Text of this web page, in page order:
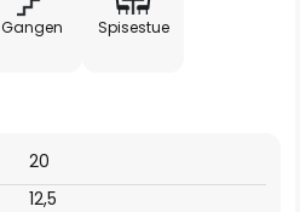
Gangen Spisestue
12,5
20